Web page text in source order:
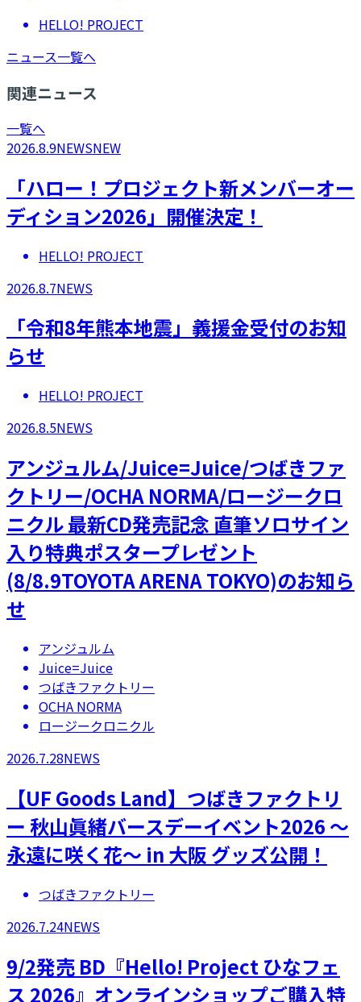
HELLO! PROJECT
ニュース一覧へ
関連ニュース
一覧へ
2026.8.9NEWSNEW
「ハロー！プロジェクト新メンバーオー
ディション2026」開催決定！
HELLO! PROJECT
2026.8.7NEWS
「令和8年熊本地震」義援金受付のお知
らせ
HELLO! PROJECT
2026.8.5NEWS
アンジュルム/Juice=Juice/つばきファ
クトリー/OCHA NORMA/ロージークロ
ニクル 最新CD発売記念 直筆ソロサイン
入り特典ポスタープレゼント
(8/8.9TOYOTA ARENA TOKYO)のお知ら
せ
アンジュルム
Juice=Juice
つばきファクトリー
OCHA NORMA
ロージークロニクル
2026.7.28NEWS
【UF Goods Land】つばきファクトリ
ー 秋山眞緒バースデーイベント2026 ～
永遠に咲く花～ in 大阪 グッズ公開！
つばきファクトリー
2026.7.24NEWS
9/2発売 BD『Hello! Project ひなフェ
ス 2026』オンラインショップご購入特